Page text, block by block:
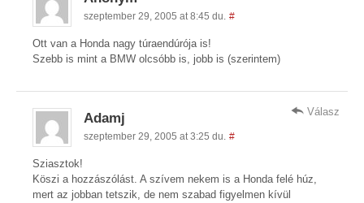
szeptember 29, 2005 at 8:45 du. #
Ott van a Honda nagy túraendúrója is!
Szebb is mint a BMW olcsóbb is, jobb is (szerintem)
Adamj
szeptember 29, 2005 at 3:25 du. #
Sziasztok!
Köszi a hozzászólást. A szívem nekem is a Honda felé húz,
mert az jobban tetszik, de nem szabad figyelmen kívül
Válasz